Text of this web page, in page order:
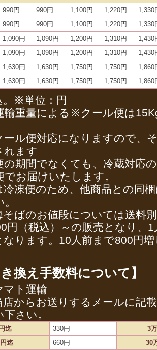
990円 990円 1,100円 1,220円
1,330
990円 990円 1,100円 1,220円
1,330
1,090円 1,090円 1,200円 1,310円
1,430
1,090円 1,090円 1,200円 1,310円
1,430
1,630円 1,630円 1,750円 1,750円
1,860
1,630円 1,630円 1,750円 1,750円 1,860
※単位：円
重量による※クール便は
ル便対応になりますので、
れます
期間でなくても、冷蔵対応
でお届けいたします。
凍便のため、他商品との同
ばのお値段については送料
円（税込）～の販売となり、
なります。10人前まで800円
き換え手数料について】
マト運輸
店からお送りするメールに記
さい。
迄 330円
3
迄
660円
30